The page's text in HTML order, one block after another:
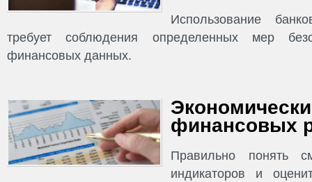
Использование
требует соблюдения определенных мер
финансовых данных.
финансовых
Правильно понять
индикаторов и